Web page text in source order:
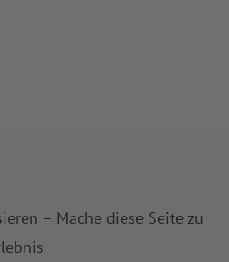
– Mache diese Seite zu